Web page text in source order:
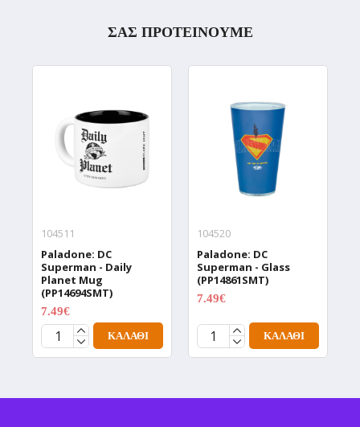
ΣΑΣ ΠΡΟΤΕΙΝΟΥΜΕ
104511
Paladone: DC
Superman - Daily
Planet Mug
(PP14694SMT)
7.49€
ΚΑΛΆΘΙ
104520
Paladone: DC
Superman - Glass
(PP14861SMT)
7.49€
ΚΑΛΆΘΙ